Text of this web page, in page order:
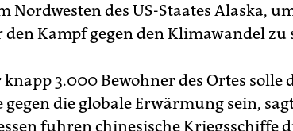
Nordwesten des US-Staates Alaska,
den Kampf gegen den Klimawandel zu
knapp 3.000 Bewohner des Ortes solle
die globale Erwärmung sein,
fuhren chinesische Kriegsschiffe